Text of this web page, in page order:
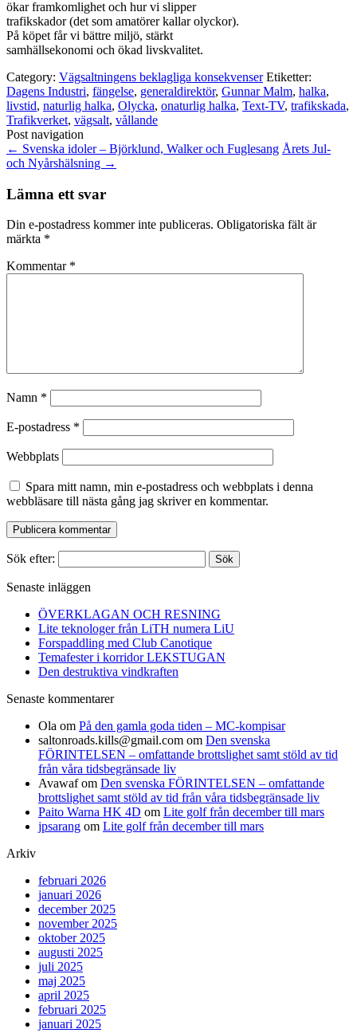
ökar framkomlighet och hur vi slipper
trafikskador (det som amatörer kallar olyckor).
På köpet får vi bättre miljö, stärkt
samhällsekonomi och ökad livskvalitet.
Category: Vägsaltningens beklagliga konsekvenser Etiketter:
Dagens Industri, fängelse, generaldirektör, Gunnar Malm, halka,
livstid, naturlig halka, Olycka, onaturlig halka, Text-TV, trafikskada,
Trafikverket, vägsalt, vållande
Post navigation
← Svenska idoler – Björklund, Walker och Fuglesang Årets Jul-
och Nyårshälsning →
Lämna ett svar
Din e-postadress kommer inte publiceras. Obligatoriska fält är
märkta *
Kommentar *
Namn *
E-postadress *
Webbplats
Spara mitt namn, min e-postadress och webbplats i denna
webbläsare till nästa gång jag skriver en kommentar.
Sök efter:
Senaste inläggen
ÖVERKLAGAN OCH RESNING
Lite teknologer från LiTH numera LiU
Forspaddling med Club Canotique
Temafester i korridor LEKSTUGAN
Den destruktiva vindkraften
Senaste kommentarer
Ola om På den gamla goda tiden – MC-kompisar
saltonroads.kills@gmail.com om Den svenska
FÖRINTELSEN – omfattande brottslighet samt stöld av tid
från våra tidsbegränsade liv
Avawafom Den svenska FÖRINTELSEN – omfattande
brottslighet samt stöld av tid från våra tidsbegränsade liv
Paito Warna HK 4D om Lite golf från december till mars
jpsarang om Lite golf från december till mars
Arkiv
februari 2026
januari 2026
december 2025
november 2025
oktober 2025
augusti 2025
juli 2025
maj 2025
april 2025
februari 2025
januari 2025